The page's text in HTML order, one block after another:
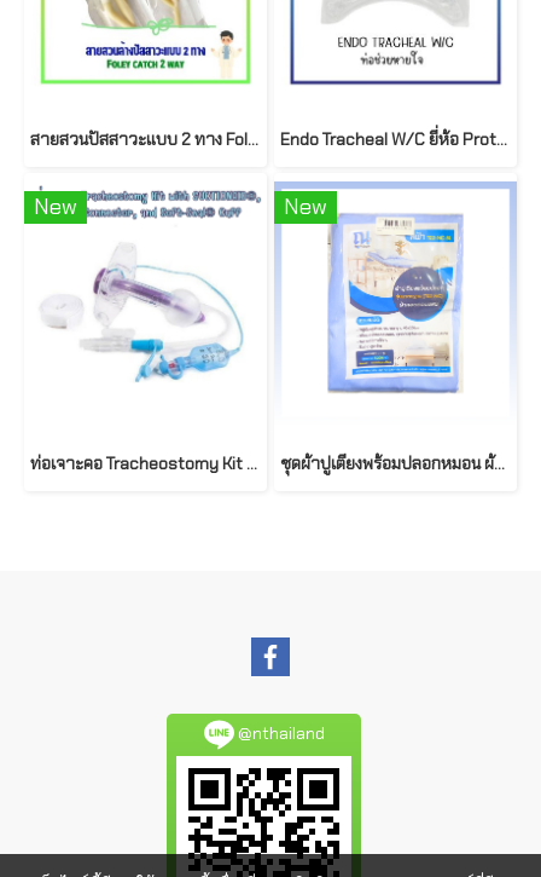
สายสวนปัสสาวะแบบ 2 ทาง Foley catch (ยี่ห้อ Protech) Endo Tracheal W/C ยี่ห้อ Protech
New
ท่อเจาะคอ Tracheostomy Kit with SUCTIONAID®, 15mm Connector, and Soft-Seal® Cuff
New
ชุดผ้าปูเตียงพร้อมปลอกหมอน ผ้าผสมคอตตอน T02-NC รุ่นมาตราฐาน 90x200cm
@nthailand